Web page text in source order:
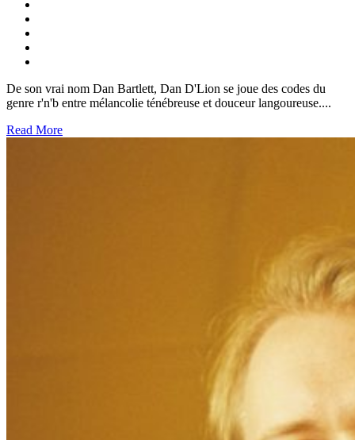
De son vrai nom Dan Bartlett, Dan D'Lion se joue des codes du
genre r'n'b entre mélancolie ténébreuse et douceur langoureuse....
Read More